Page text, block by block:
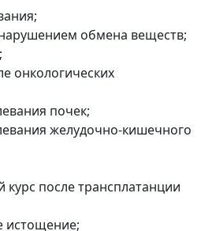
обмена веществ;
онкологических
почек;
желудочно-кишечного
после трансплатанции
истощение;